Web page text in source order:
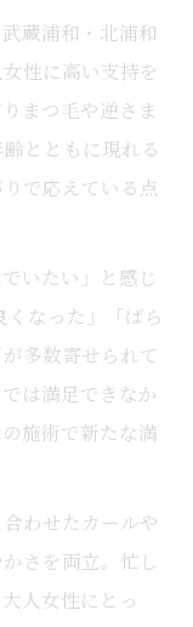
蔵浦和・北浦和
性に高い支持を
まつ毛や逆さま
とともに現れる
で応えている点
いたい」と感じ
なった」「ばら
多数寄せられて
は満足できなか
施術で新たな満
わせたカールや
さを両立。忙し
人女性にとっ